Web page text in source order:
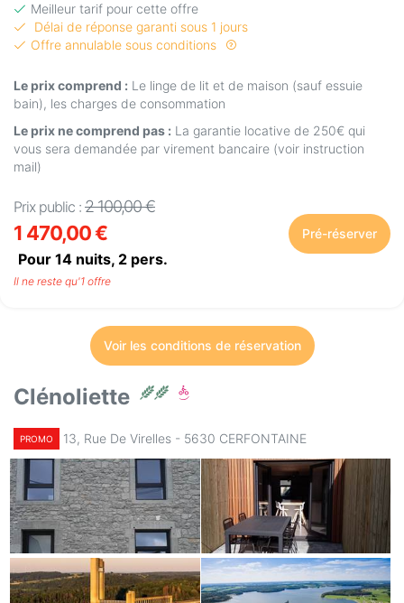
Meilleur tarif pour cette offre
Délai de réponse garanti sous 1 jours
Offre annulable sous conditions
Le prix comprend : Le linge de lit et de maison (sauf essuie
bain), les charges de consommation
Le prix ne comprend pas : La garantie locative de 250€ qui
vous sera demandée par virement bancaire (voir instruction
mail)
Prix public : 2 100,00 €
1 470,00 €
Pour 14 nuits, 2 pers.
Pré-réserver
Il ne reste qu'1 offre
Voir les conditions de réservation
Clénoliette
PROMO 13, Rue De Virelles - 5630 CERFONTAINE